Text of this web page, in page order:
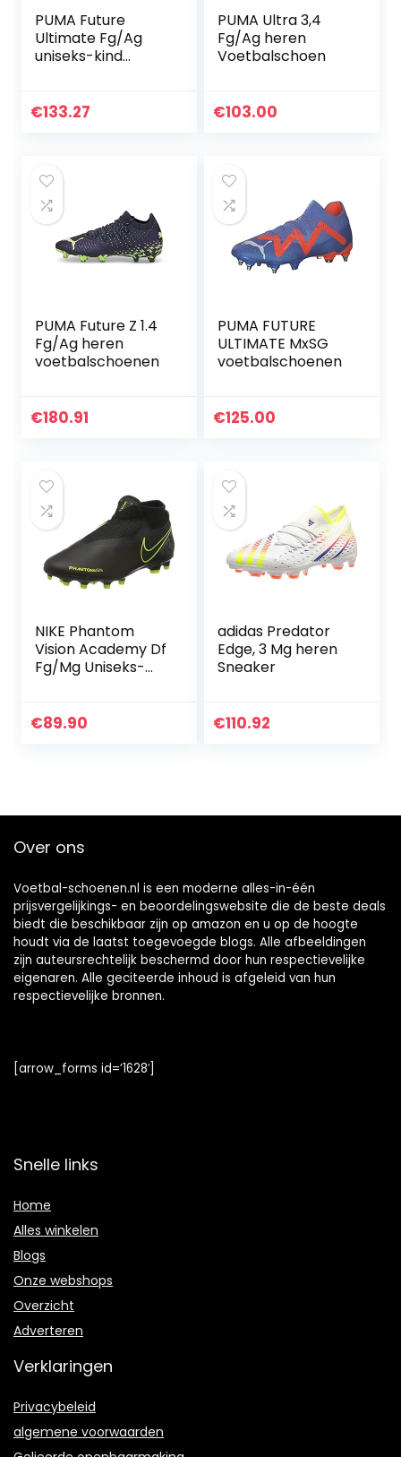
PUMA Future
Ultimate Fg/Ag
uniseks-kind
€133.27
PUMA Ultra 3,4
Fg/Ag heren
Voetbalschoen
€103.00
PUMA Future Z 1.4
Fg/Ag heren
voetbalschoenen
€180.91
PUMA FUTURE
ULTIMATE MxSG
voetbalschoenen
€125.00
NIKE Phantom
Vision Academy Df
Fg/Mg Uniseks-
€89.90
adidas Predator
Edge, 3 Mg heren
Sneaker
€110.92
Over ons
Voetbal-schoenen.nl is een moderne alles-in-één
prijsvergelijkings- en beoordelingswebsite die de beste deals
biedt die beschikbaar zijn op amazon en u op de hoogte
houdt via de laatst toegevoegde blogs. Alle afbeeldingen
zijn auteursrechtelijk beschermd door hun respectievelijke
eigenaren. Alle geciteerde inhoud is afgeleid van hun
respectievelijke bronnen.
[arrow_forms id=’1628′]
Snelle links
Home
Alles winkelen
Blogs
Onze webshops
Overzicht
Adverteren
Verklaringen
Privacybeleid
algemene voorwaarden